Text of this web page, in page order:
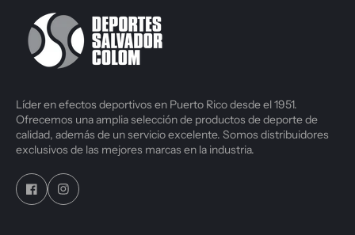
Líder en efectos deportivos en Puerto Rico desde el 1951.
Ofrecemos una amplia selección de productos de deporte de
calidad, además de un servicio excelente. Somos distribuidores
exclusivos de las mejores marcas en la industria.